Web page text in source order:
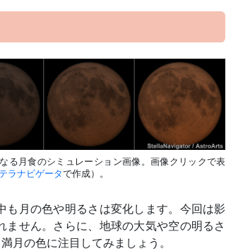
る月食のシミュレーション画像。画像クリックで表
ラナビゲータで作成）。
も月の色や明るさは変化します。今回は影
せん。さらに、地球の大気や空の明るさ
月の色に注目してみましょう。